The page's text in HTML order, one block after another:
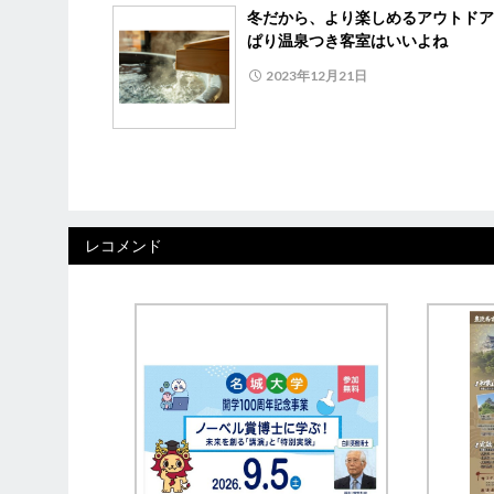
冬だから、より楽しめるアウトド
ぱり温泉つき客室はいいよね
2023年12月21日
レコメンド